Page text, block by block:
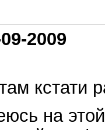
2009
кстати
на